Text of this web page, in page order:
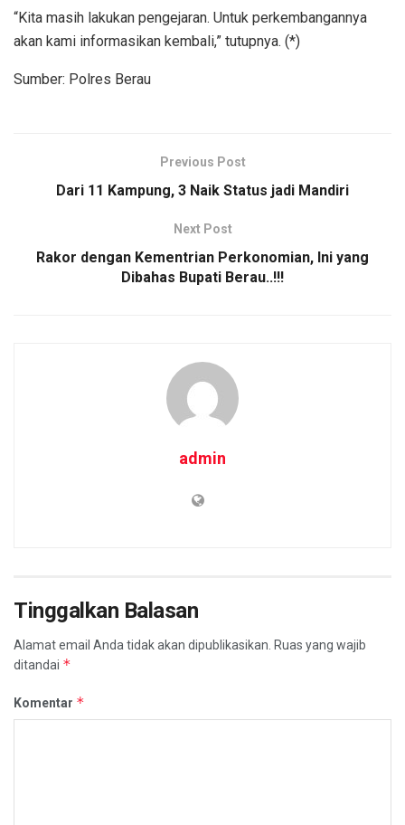
“Kita masih lakukan pengejaran. Untuk perkembangannya
akan kami informasikan kembali,” tutupnya. (*)
Sumber: Polres Berau
Previous Post
Dari 11 Kampung, 3 Naik Status jadi Mandiri
Next Post
Rakor dengan Kementrian Perkonomian, Ini yang
Dibahas Bupati Berau..!!!
admin
Tinggalkan Balasan
Alamat email Anda tidak akan dipublikasikan. Ruas yang wajib
ditandai *
Komentar *